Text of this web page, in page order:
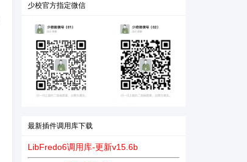
少校官方指定微信
最新插件调用库下载
LibFredo6调用库-更新v15.6b